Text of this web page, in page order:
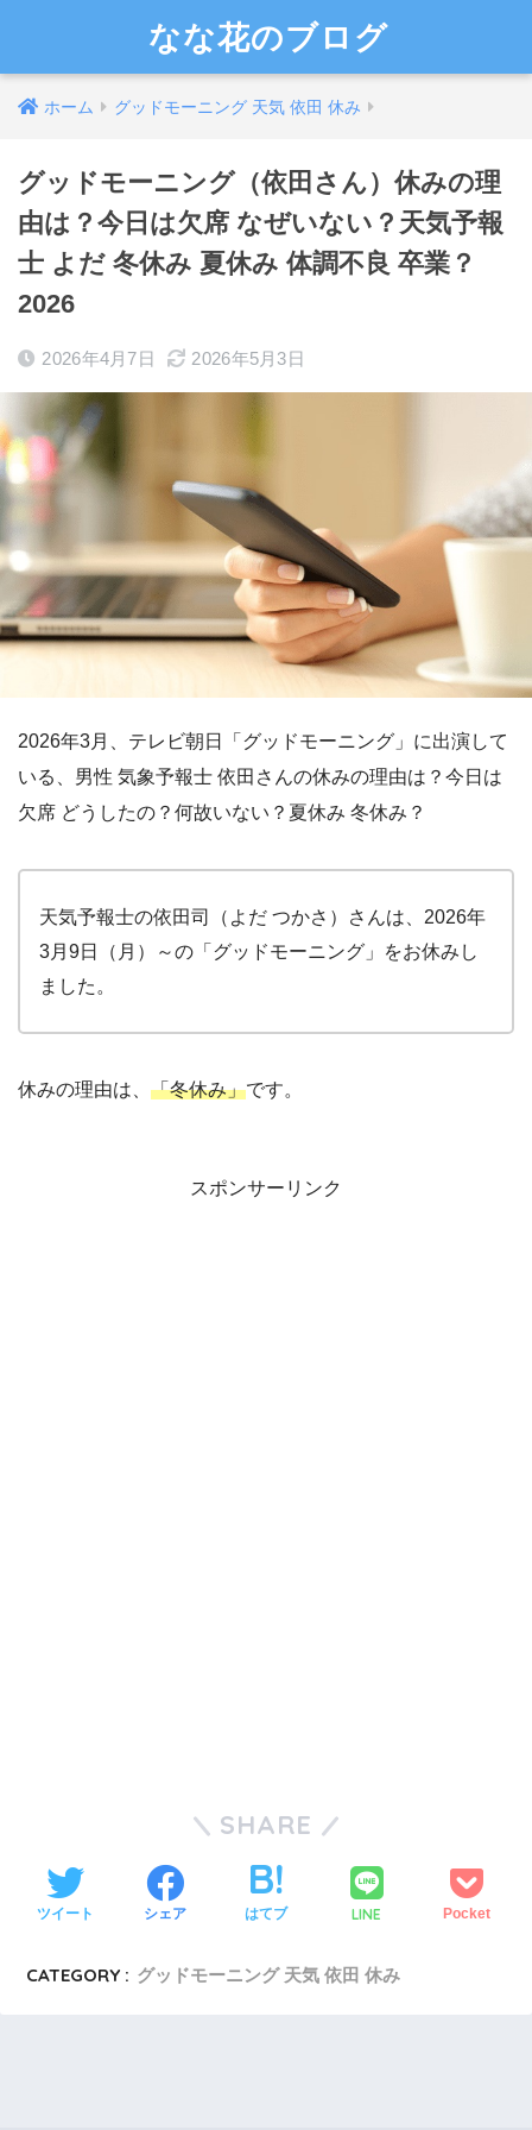
なな花のブログ
ホーム グッドモーニング 天気 依田 休み
グッドモーニング（依田さん）休みの理
由は？今日は欠席 なぜいない？天気予報
士 よだ 冬休み 夏休み 体調不良 卒業？
2026
2026年4月7日 2026年5月3日
2026年3月、テレビ朝日「グッドモーニング」に出演して
いる、男性 気象予報士 依田さんの休みの理由は？今日は
欠席 どうしたの？何故いない？夏休み 冬休み？
天気予報士の依田司（よだ つかさ）さんは、2026年
3月9日（月）～の「グッドモーニング」をお休みし
ました。
休みの理由は、 「冬休み」です。
スポンサーリンク
SHARE
ツイート シェア はてブ LINE Pocket
CATEGORY : グッドモーニング 天気 依田 休み